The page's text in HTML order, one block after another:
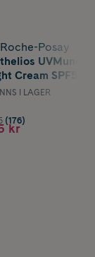
Posay
Cream
I LAGER
(176)
kr